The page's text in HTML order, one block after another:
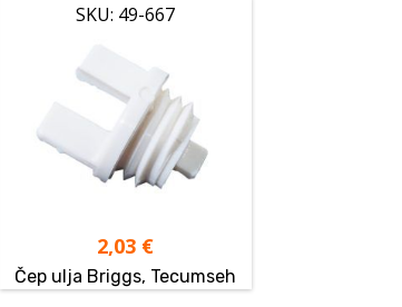
SKU: 49-667
2,03 €
Čep ulja Briggs, Tecumseh